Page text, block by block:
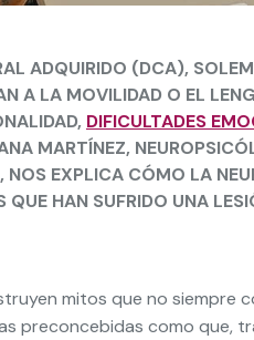
ADQUIRIDO (DCA),
A LA MOVILIDAD O EL
DIFICULTADES
MARTÍNEZ,
, NOS EXPLICA CÓMO LA
HAN SUFRIDO UNA
mitos que no siempre
preconcebidas como que,